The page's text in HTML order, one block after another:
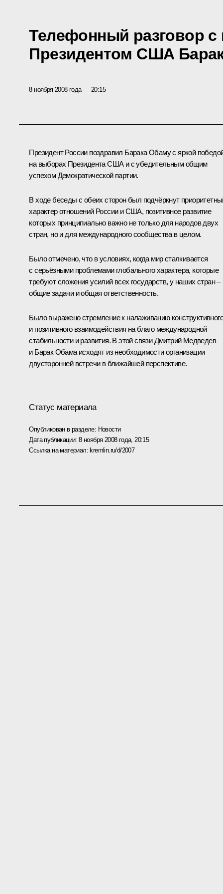
Телефонный разговор
Президентом США
8 ноября 2008 года 20:15
Президент России поздравил Барака Обаму с яркой
на выборах Президента США и с убедительным общим
успехом Демократической партии.
В ходе беседы с обеих сторон был подчёркнут
характер отношений России и США, позитивное развитие
которых принципиально важно не только для народов двух
стран, но и для международного сообщества в целом.
Было отмечено, что в условиях, когда мир сталкивается
с серьёзными проблемами глобального характера, которые
требуют сложения усилий всех государств, у наших стран –
общие задачи и общая ответственность.
Было выражено стремление к налаживанию конструктивного
и позитивного взаимодействия на благо международной
стабильности и развития. В этой связи Дмитрий Медведев
и Барак Обама исходят из необходимости организации
двусторонней встречи в ближайшей перспективе.
Статус материала
Опубликован в разделе: Новости
Дата публикации:8 ноября 2008 года, 20:15
Ссылка на материал:kremlin.ru/d/2007